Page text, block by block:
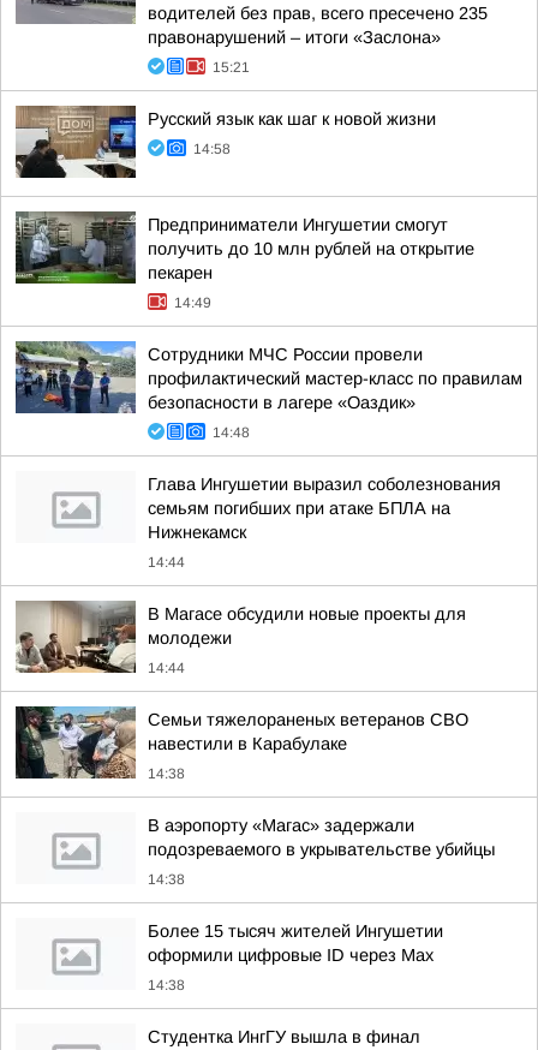
водителей без прав, всего пресечено 235
правонарушений – итоги «Заслона»
15:21
Русский язык как шаг к новой жизни
14:58
Предприниматели Ингушетии смогут
получить до 10 млн рублей на открытие
пекарен
14:49
Сотрудники МЧС России провели
профилактический мастер-класс по правилам
безопасности в лагере «Оаздик»
14:48
Глава Ингушетии выразил соболезнования
семьям погибших при атаке БПЛА на
Нижнекамск
14:44
В Магасе обсудили новые проекты для
молодежи
14:44
Семьи тяжелораненых ветеранов СВО
навестили в Карабулаке
14:38
В аэропорту «Магас» задержали
подозреваемого в укрывательстве убийцы
14:38
Более 15 тысяч жителей Ингушетии
оформили цифровые ID через Max
14:38
Студентка ИнгГУ вышла в финал